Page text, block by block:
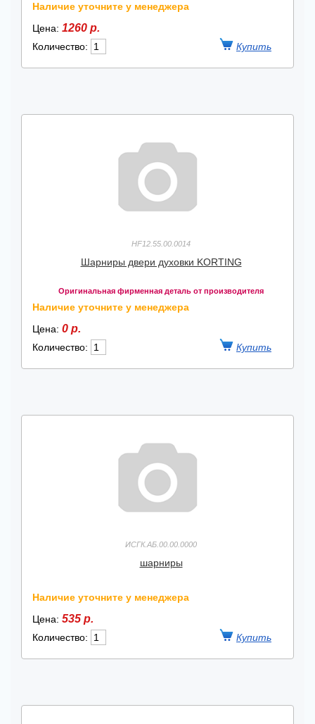
Наличие уточните у менеджера
Цена: 1260 р.
Количество:
HF12.55.00.0014
Шарниры двери духовки KORTING
Оригинальная фирменная деталь от производителя
Наличие уточните у менеджера
Цена: 0 р.
Количество:
ИСГК.АБ.00.00.0000
шарниры
Наличие уточните у менеджера
Цена: 535 р.
Количество: